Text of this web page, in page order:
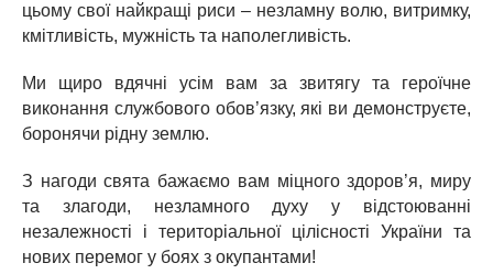
цьому свої найкращі риси – незламну волю, витримку,
кмітливість, мужність та наполегливість.
Ми щиро вдячні усім вам за звитягу та героїчне
виконання службового обов’язку, які ви демонструєте,
боронячи рідну землю.
З нагоди свята бажаємо вам міцного здоров’я, миру
та злагоди, незламного духу у відстоюванні
незалежності і територіальної цілісності України та
нових перемог у боях з окупантами!